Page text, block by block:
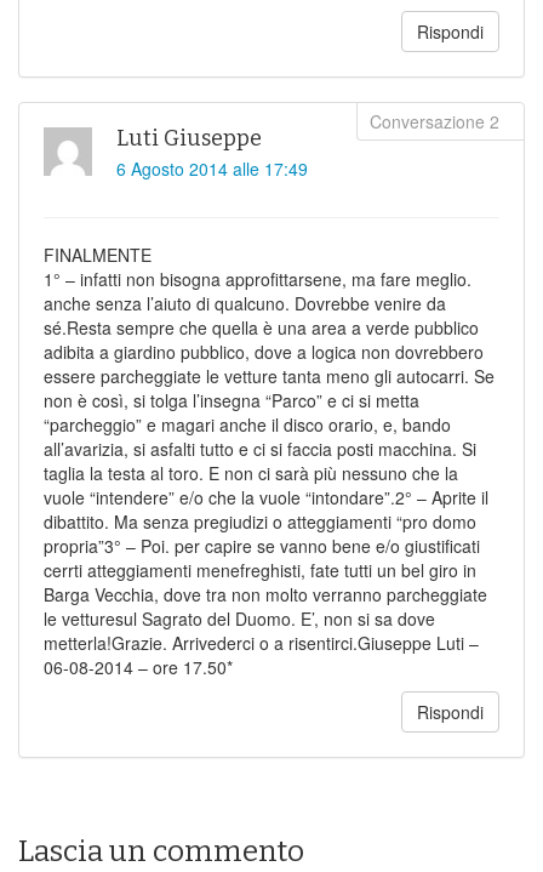
Rispondi
Luti Giuseppe
6 Agosto 2014 alle 17:49
FINALMENTE
1° – infatti non bisogna approfittarsene, ma fare meglio.
anche senza l’aiuto di qualcuno. Dovrebbe venire da
sé.Resta sempre che quella è una area a verde pubblico
adibita a giardino pubblico, dove a logica non dovrebbero
essere parcheggiate le vetture tanta meno gli autocarri. Se
non è così, si tolga l’insegna “Parco” e ci si metta
“parcheggio” e magari anche il disco orario, e, bando
all’avarizia, si asfalti tutto e ci si faccia posti macchina. Si
taglia la testa al toro. E non ci sarà più nessuno che la
vuole “intendere” e/o che la vuole “intondare”.2° – Aprite il
dibattito. Ma senza pregiudizi o atteggiamenti “pro domo
propria”3° – Poi. per capire se vanno bene e/o giustificati
cerrti atteggiamenti menefreghisti, fate tutti un bel giro in
Barga Vecchia, dove tra non molto verranno parcheggiate
le vetturesul Sagrato del Duomo. E’, non si sa dove
metterla!Grazie. Arrivederci o a risentirci.Giuseppe Luti –
06-08-2014 – ore 17.50*
Rispondi
Lascia un commento